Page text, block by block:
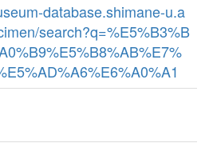
database.shimane-u.a
search?q=%E5%B3%B